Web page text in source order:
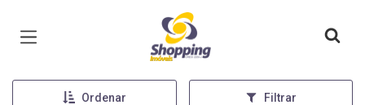
Página inicial
Ordenar Filtrar